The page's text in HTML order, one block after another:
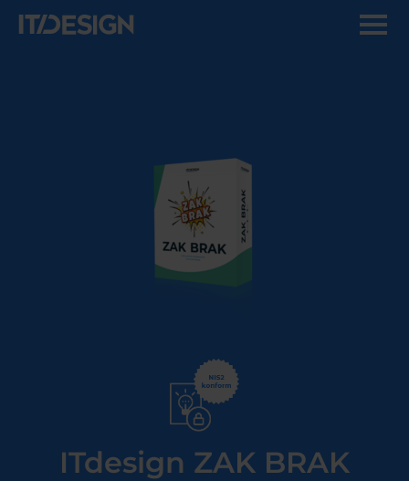
ITdesign ZAK BRAK